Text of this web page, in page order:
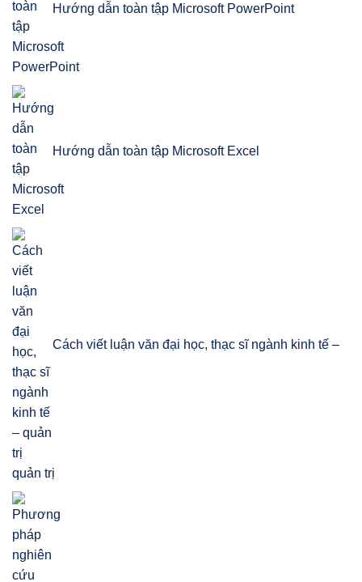
Hướng dẫn toàn tập Microsoft PowerPoint
Hướng dẫn toàn tập Microsoft Excel
Cách viết luận văn đại học, thạc sĩ ngành kinh tế –
quản trị